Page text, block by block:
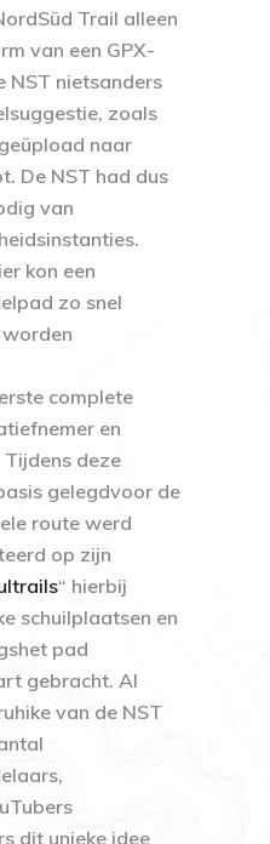
Trail alleen
van een GPX-
NST nietsanders
zoals
naar
De NST had dus
van
kon een
zo snel
complete
en
Tijdens deze
gelegdvoor de
route werd
op zijn
“ hierbij
schuilplaatsen en
pad
gebracht. Al
van de NST
dit unieke idee